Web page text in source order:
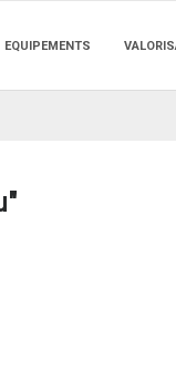
EQUIPEMENTS